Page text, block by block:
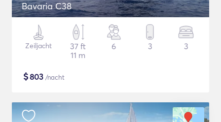
Bavaria C38
Zeiljacht
37 ft
11 m
6 3 3
$803 /nacht